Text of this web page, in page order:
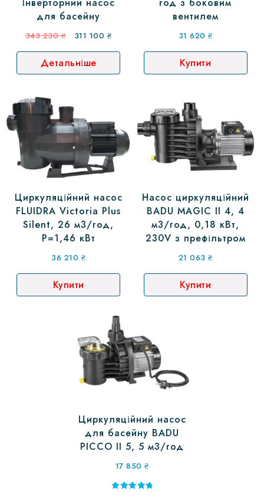
для басейну
343 230₴
Оригінальна
ціна:
343
230 ₴.
311 100 ₴Поточна
ціна:
100 ₴.
Детальніше
вентилем
31 620₴
Купити
Циркуляційний насос
FLUIDRA Victoria Plus
Silent, 26 м3/год,
P=1,46 кВт
36 210 ₴
Купити
Насос циркуляційний
BADU MAGIC II 4, 4
м3/год, 0,18 кВт,
230V з префільтром
21 063₴
Купити
Циркуляційний насос
для басейну BADU
PICCO II 5, 5 м3/год
17 850 ₴